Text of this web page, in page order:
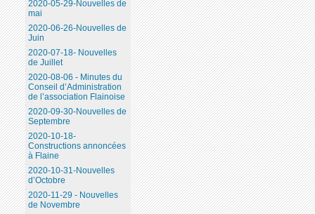
2020-05-29-Nouvelles de
mai
2020-06-26-Nouvelles de
Juin
2020-07-18- Nouvelles
de Juillet
2020-08-06 - Minutes du
Conseil d’Administration
de l’association Flainoise
2020-09-30-Nouvelles de
Septembre
2020-10-18-
Constructions annoncées
à Flaine
2020-10-31-Nouvelles
d’Octobre
2020-11-29 - Nouvelles
de Novembre